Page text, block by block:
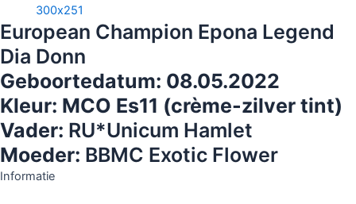
European Champion Epona Legend
Dia Donn
Geboortedatum: 08.05.2022
Kleur: MCO Es11 (crème-zilver tint)
Vader: RU*Unicum Hamlet
Moeder: BBMC Exotic Flower
Informatie